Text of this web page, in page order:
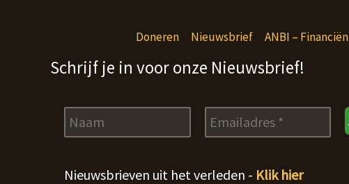
Doneren Nieuwsbrief ANBI – Financiën
Schrijf je in voor onze Nieuwsbrief!
Nieuwsbrieven uit het verleden - Klik hier